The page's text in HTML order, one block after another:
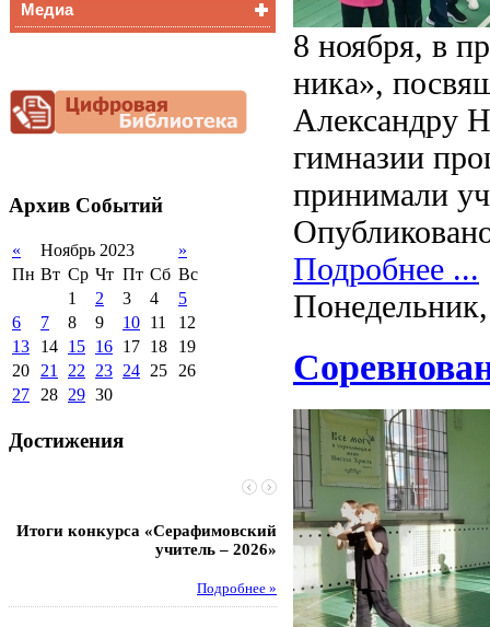
Снижение
документационной
нагрузки
Медиа
Архив Событий
« Ноябрь 2023
»
Пн Вт Ср Чт Пт Сб Вс
1
2 3 4
5
6
7 8 9 10 11
12
13
14 15 16 17 18
19
20 21 22 23 24 25 26
27 28 29 30
Достижения
Итоги конкурса «Серафимовский
учитель – 2026»
Подробнее »
Чебаненко Глеб стал
областных
8 ноября, в
ника»,
Александру
гимназии
принимали
Подробнее ...